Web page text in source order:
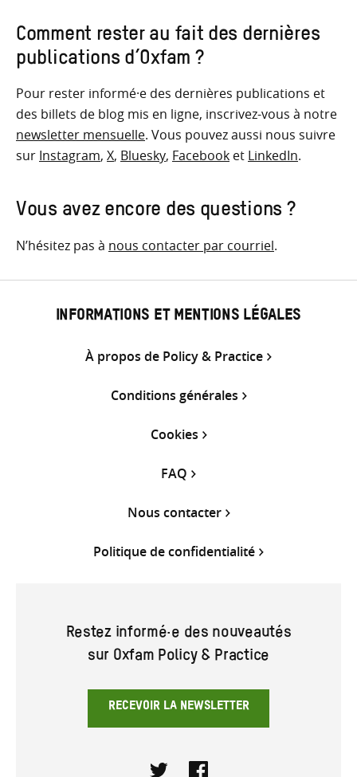
Comment rester au fait des dernières
publications d’Oxfam ?
Pour rester informé·e des dernières publications et
des billets de blog mis en ligne, inscrivez-vous à notre
newsletter mensuelle. Vous pouvez aussi nous suivre
sur Instagram, X, Bluesky, Facebook et LinkedIn.
Vous avez encore des questions ?
N’hésitez pas à nous contacter par courriel.
INFORMATIONS ET MENTIONS LÉGALES
À propos de Policy & Practice
Conditions générales
Cookies
FAQ
Nous contacter
Politique de confidentialité
Restez informé·e des nouveautés
sur Oxfam Policy & Practice
RECEVOIR LA NEWSLETTER